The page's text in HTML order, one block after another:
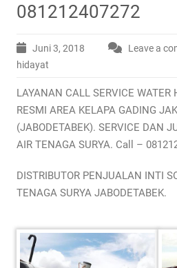
081212407272
Juni 3, 2018 Leave a
hidayat
LAYANAN CALL SERVICE WATER
RESMI AREA KELAPA GADING
(JABODETABEK). SERVICE DAN
AIR TENAGA SURYA. Call –
DISTRIBUTOR PENJUALAN INTI
TENAGA SURYA JABODETABEK.